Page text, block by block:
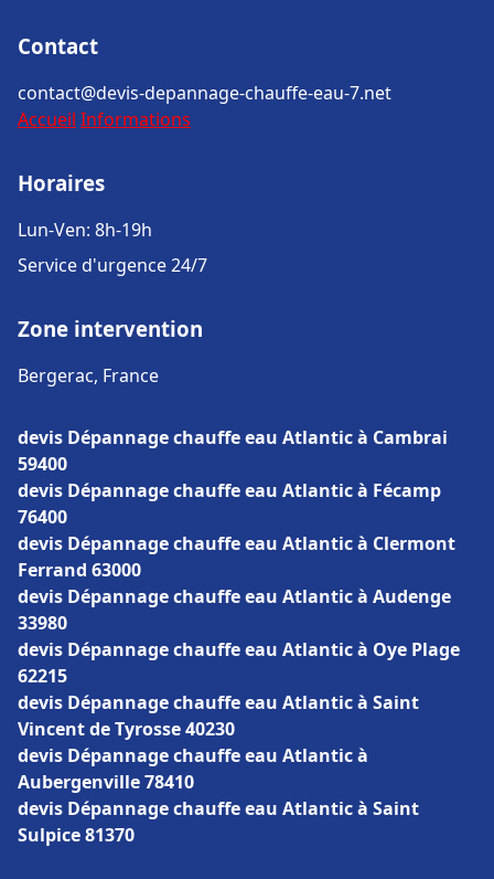
Contact
contact@devis-depannage-chauffe-eau-7.net
Accueil Informations
Horaires
Lun-Ven: 8h-19h
Service d'urgence 24/7
Zone intervention
Bergerac, France
devis Dépannage chauffe eau Atlantic à Cambrai
59400
devis Dépannage chauffe eau Atlantic à Fécamp
76400
devis Dépannage chauffe eau Atlantic à Clermont
Ferrand 63000
devis Dépannage chauffe eau Atlantic à Audenge
33980
devis Dépannage chauffe eau Atlantic à Oye Plage
62215
devis Dépannage chauffe eau Atlantic à Saint
Vincent de Tyrosse 40230
devis Dépannage chauffe eau Atlantic à
Aubergenville 78410
devis Dépannage chauffe eau Atlantic à Saint
Sulpice 81370